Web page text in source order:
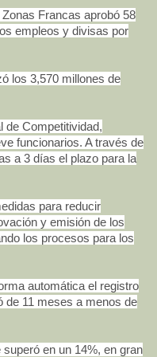
Francas aprobó 58
empleos y divisas por
los 3,570 millones de
de Competitividad,
funcionarios. A través de
a 3 días el plazo para la
para reducir
y emisión de los
los procesos para los
automática el registro
de 11 meses a menos de
en un 14%, en gran